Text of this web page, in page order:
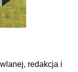
redakcja i